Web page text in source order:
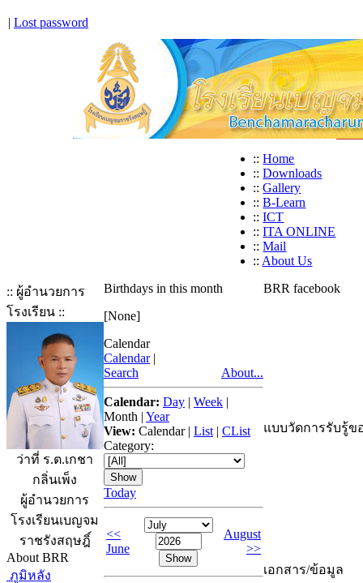
| Lost password
:: Home
:: Downloads
:: Gallery
:: B-Learn
:: ICT
:: ITA ONLINE
:: Mail
:: About Us
:: ผู้อำนวยการ
โรงเรียน ::
ว่าที่ ร.ต.เกชา
กลิ่นเพ็ง
ผู้อำนวยการ
โรงเรียนเบญจม
ราชรังสฤษฎิ์
About BRR
ภูมิหลัง
Birthdays in this month
[None]
Calendar
Calendar |
Search
About...
Calendar: Day | Week |
Month | Year
View: Calendar| List | CList
Category:
Today
<<
June
August
>>
BRR facebook
แบบวัดการรับรู้ข
เอกสาร/ข้อมูล